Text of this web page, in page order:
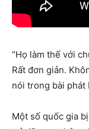
“Họ làm thế với
Rất đơn giản.
nói trong bài phát
Một số quốc gia